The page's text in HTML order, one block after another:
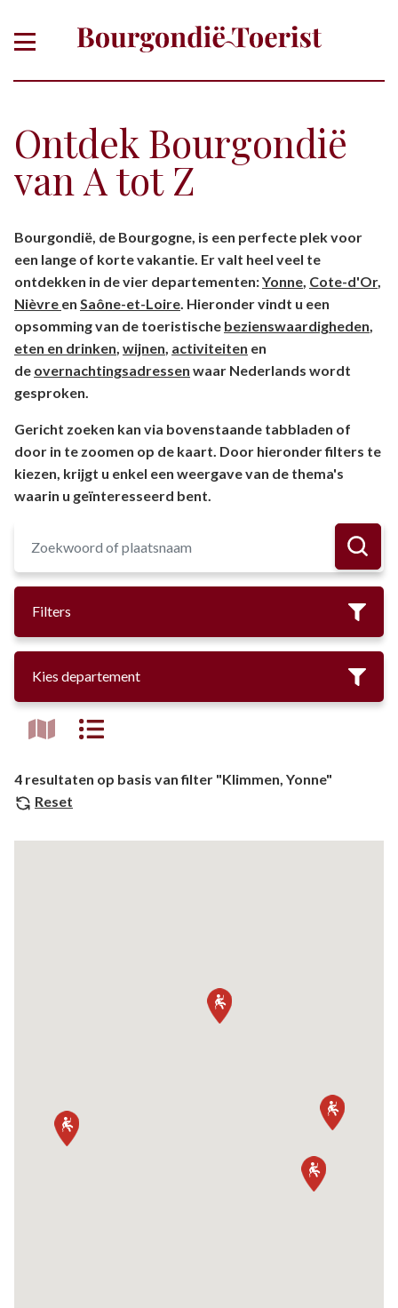
Ontdek Bourgondië
van A tot Z
departement
Bourgondië, de Bourgogne, is een perfecte plek voor
een lange of korte vakantie. Er valt heel veel te
ontdekken in de vier departementen:Yonne, Cote-d'Or,
Nièvre en Saône-et-Loire. Hieronder vindt u een
opsomming van de toeristische bezienswaardigheden,
eten en drinken, wijnen, activiteiten en
de overnachtingsadressen waar Nederlands wordt
gesproken.
Gericht zoeken kan via bovenstaande tabbladen of
door in te zoomen op de kaart. Door hieronder filters te
kiezen, krijgt u enkel een weergave van de thema's
waarin u geïnteresseerd bent.
Filters
Kies departement
4 resultaten op basis van filter "Klimmen, Yonne"
Reset